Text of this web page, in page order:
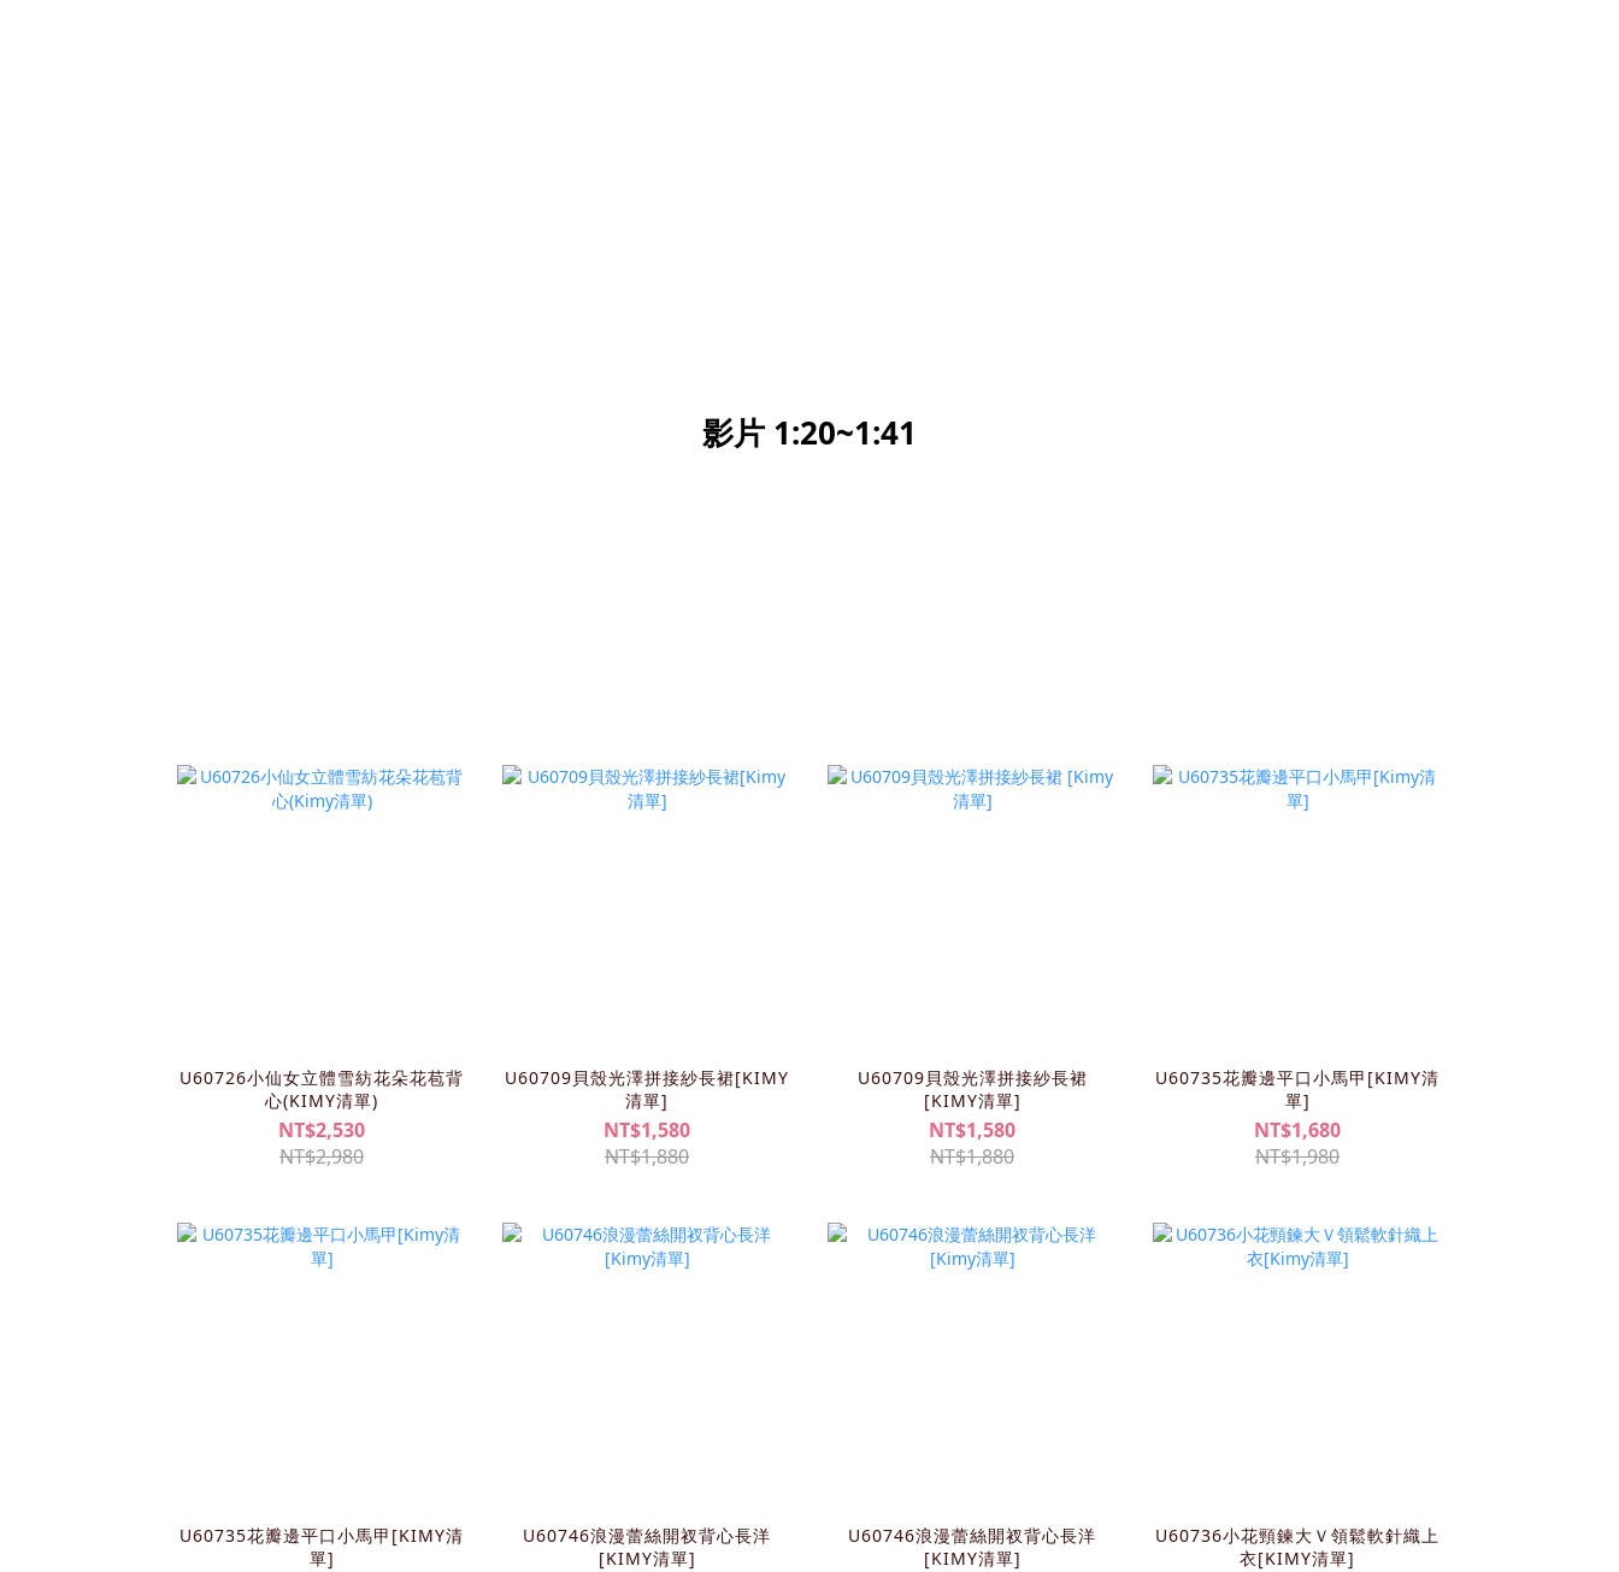
影片 1:20~1:41
U60726小仙女立體雪紡花朵花苞背
心(KIMY清單)
NT$2,530
NT$2,980
U60709貝殼光澤拼接紗長裙[KIMY
清單]
NT$1,580
NT$1,880
U60709貝殼光澤拼接紗長裙
[KIMY清單]
NT$1,580
NT$1,880
U60735花瓣邊平口小馬甲[KIMY清
單]
NT$1,680
NT$1,980
U60735花瓣邊平口小馬甲[KIMY清
單]
U60746浪漫蕾絲開衩背心長洋
[KIMY清單]
U60746浪漫蕾絲開衩背心長洋
[KIMY清單]
U60736小花頸鍊大Ｖ領鬆軟針織上
衣[KIMY清單]